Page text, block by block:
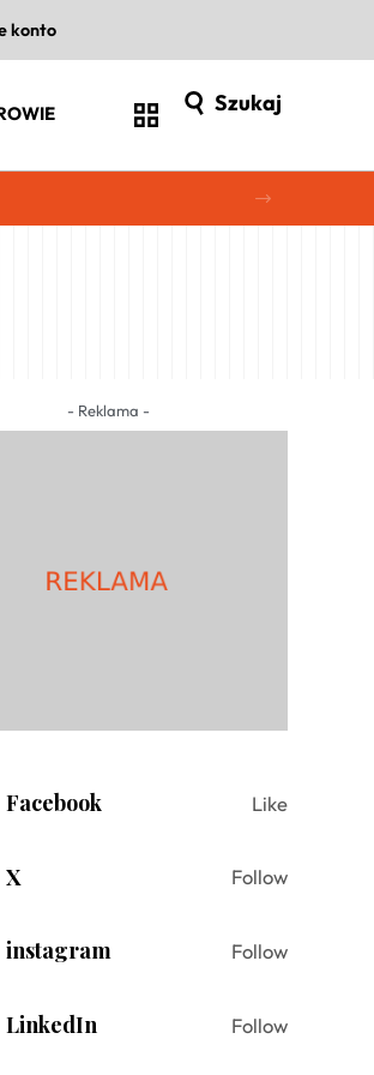
konto
Szukaj
- Reklama -
Facebook Like
X Follow
instagram Follow
LinkedIn Follow